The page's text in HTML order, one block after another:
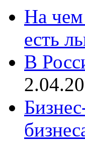
На чем
есть
В